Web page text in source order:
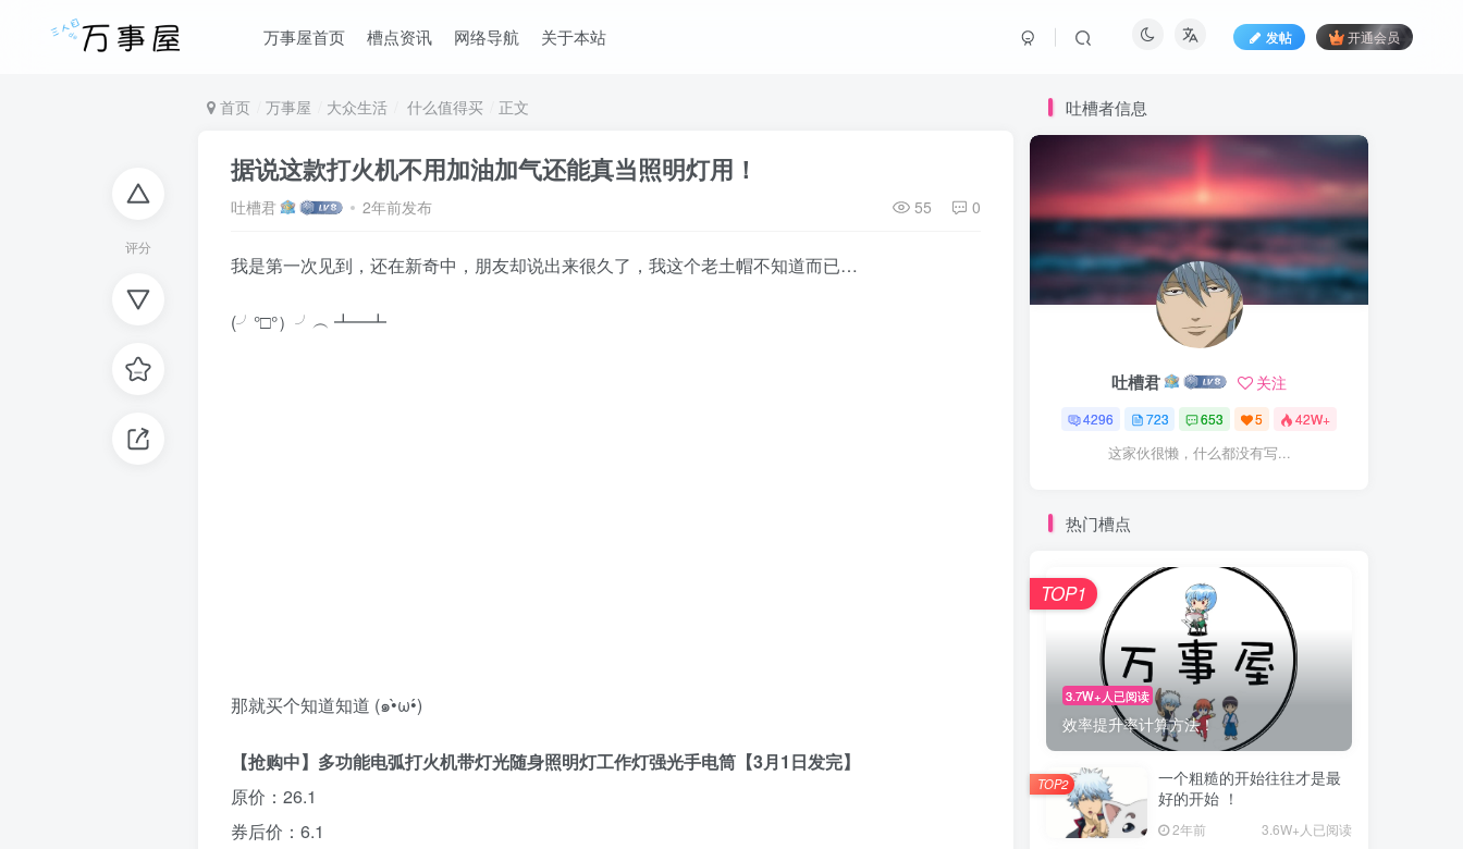
万事屋首页 槽点资讯 网络导航 关于本站 发帖 开通会员
评分
首页 万事屋 大众生活 什么值得买 正文
据说这款打火机不用加油加气还能真当照明灯用！
吐槽君 2年前发布 55 0
我是第一次见到，还在新奇中，朋友却说出来很久了，我这个老土帽不知道而已…
(╯°□°）╯︵ ┻━┻
那就买个知道知道 (๑•̀ω•́)
【抢购中】多功能电弧打火机带灯光随身照明灯工作灯强光手电筒【3月1日发完】
原价：26.1
券后价：6.1
吐槽者信息
吐槽君 关注
4296 723 653 5 42W+
这家伙很懒，什么都没有写...
热门槽点
3.7W+人已阅读
效率提升率计算方法！
TOP1
一个粗糙的开始往往才是最
好的开始 ！
2年前 3.6W+人已阅读
TOP2